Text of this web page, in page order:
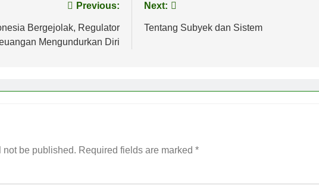
Previous:
Bergejolak, Regulator
Mengundurkan Diri
Next:
Tentang Subyek dan Sistem
not be published. Required fields are marked *